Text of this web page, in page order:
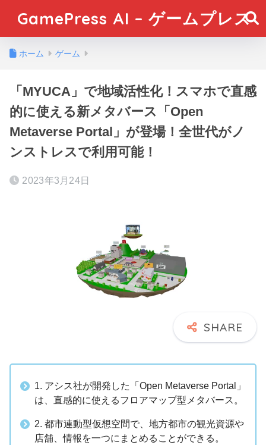
GamePress AI – ゲームプレス
ホーム ゲーム
「MYUCA」で地域活性化！スマホで直感
的に使える新メタバース「Open
Metaverse Portal」が登場！全世代がノ
ンストレスで利用可能！
2023年3月24日
1. アシス社が開発した「Open Metaverse Portal」
は、直感的に使えるフロアマップ型メタバース。
2. 都市連動型仮想空間で、地方都市の観光資源や
店舗、情報を一つにまとめることができる。